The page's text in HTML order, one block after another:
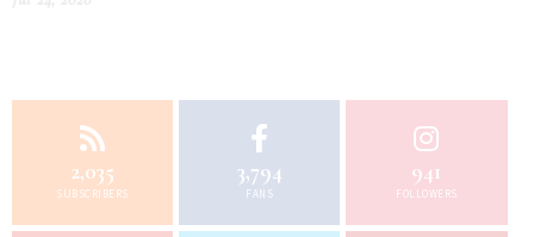
2,035
SUBSCRIBERS
3,794
FANS
941
FOLLOWERS